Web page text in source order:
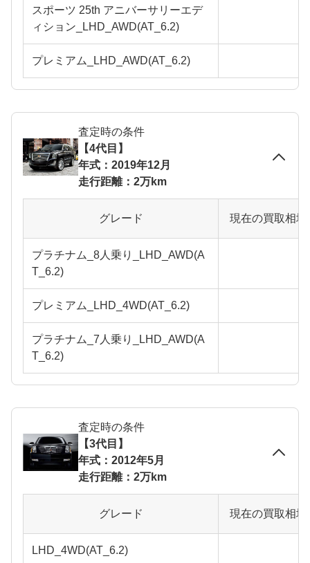
スポーツ 25th アニバーサリーエデ
ィション_LHD_AWD(AT_6.2)
プレミアム_LHD_AWD(AT_6.2)
査定時の条件
【4代目】
年式：2019年12月
走行距離：2万km
グレード 現在の買取相
プラチナム_8人乗り_LHD_AWD(A
T_6.2)
プレミアム_LHD_4WD(AT_6.2)
プラチナム_7人乗り_LHD_AWD(A
T_6.2)
査定時の条件
【3代目】
年式：2012年5月
走行距離：2万km
グレード 現在の買取相
LHD_4WD(AT_6.2)